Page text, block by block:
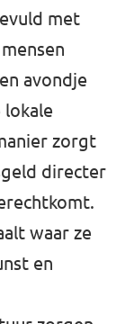
met
avondje
lokale
zorgt
directer
waar ze
en